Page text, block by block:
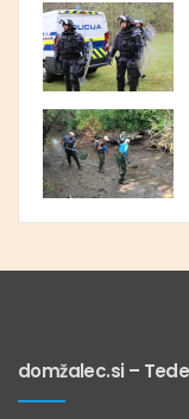
domžalec.si –